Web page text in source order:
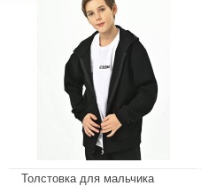
Толстовка для мальчика